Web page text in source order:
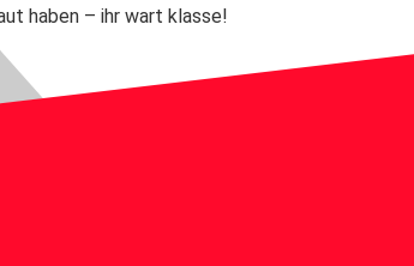
haben – ihr wart klasse!